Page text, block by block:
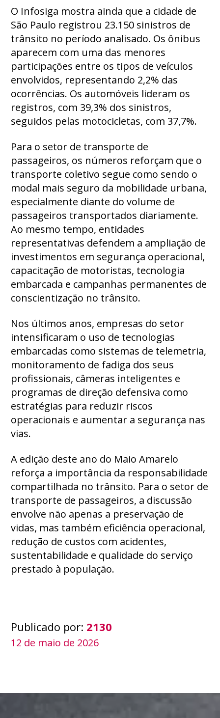
O Infosiga mostra ainda que a cidade de
São Paulo registrou 23.150 sinistros de
trânsito no período analisado. Os ônibus
aparecem com uma das menores
participações entre os tipos de veículos
envolvidos, representando 2,2% das
ocorrências. Os automóveis lideram os
registros, com 39,3% dos sinistros,
seguidos pelas motocicletas, com 37,7%.
Para o setor de transporte de
passageiros, os números reforçam que o
transporte coletivo segue como sendo o
modal mais seguro da mobilidade urbana,
especialmente diante do volume de
passageiros transportados diariamente.
Ao mesmo tempo, entidades
representativas defendem a ampliação de
investimentos em segurança operacional,
capacitação de motoristas, tecnologia
embarcada e campanhas permanentes de
conscientização no trânsito.
Nos últimos anos, empresas do setor
intensificaram o uso de tecnologias
embarcadas como sistemas de telemetria,
monitoramento de fadiga dos seus
profissionais, câmeras inteligentes e
programas de direção defensiva como
estratégias para reduzir riscos
operacionais e aumentar a segurança nas
vias.
A edição deste ano do Maio Amarelo
reforça a importância da responsabilidade
compartilhada no trânsito. Para o setor de
transporte de passageiros, a discussão
envolve não apenas a preservação de
vidas, mas também eficiência operacional,
redução de custos com acidentes,
sustentabilidade e qualidade do serviço
prestado à população.
Publicado por: 2130
12 de maio de 2026